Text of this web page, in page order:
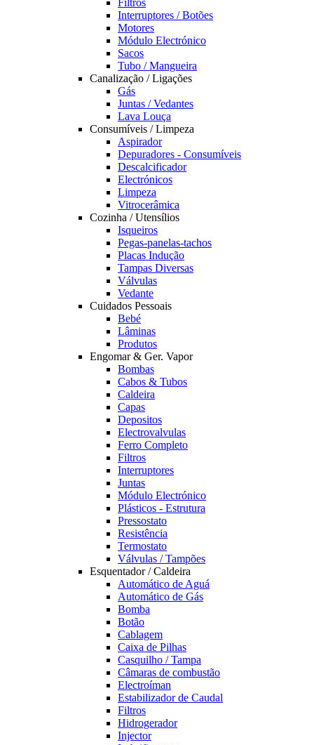
Filtros
Interruptores / Botões
Motores
Módulo Electrónico
Sacos
Tubo / Mangueira
Canalização / Ligações
Gás
Juntas / Vedantes
Lava Louça
Consumíveis / Limpeza
Aspirador
Depuradores - Consumíveis
Descalcificador
Electrónicos
Limpeza
Vitrocerâmica
Cozinha / Utensílios
Isqueiros
Pegas-panelas-tachos
Placas Indução
Tampas Diversas
Válvulas
Vedante
Cuidados Pessoais
Bebé
Lâminas
Produtos
Engomar & Ger. Vapor
Bombas
Cabos & Tubos
Caldeira
Capas
Depositos
Electrovalvulas
Ferro Completo
Filtros
Interruptores
Juntas
Módulo Electrónico
Plásticos - Estrutura
Pressostato
Resistência
Termostato
Válvulas / Tampões
Esquentador / Caldeira
Automático de Aguá
Automático de Gás
Bomba
Botão
Cablagem
Caixa de Pilhas
Casquilho / Tampa
Câmaras de combustão
Electroíman
Estabilizador de Caudal
Filtros
Hidrogerador
Injector